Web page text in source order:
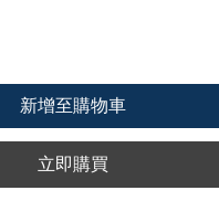
新增至購物車
立即購買